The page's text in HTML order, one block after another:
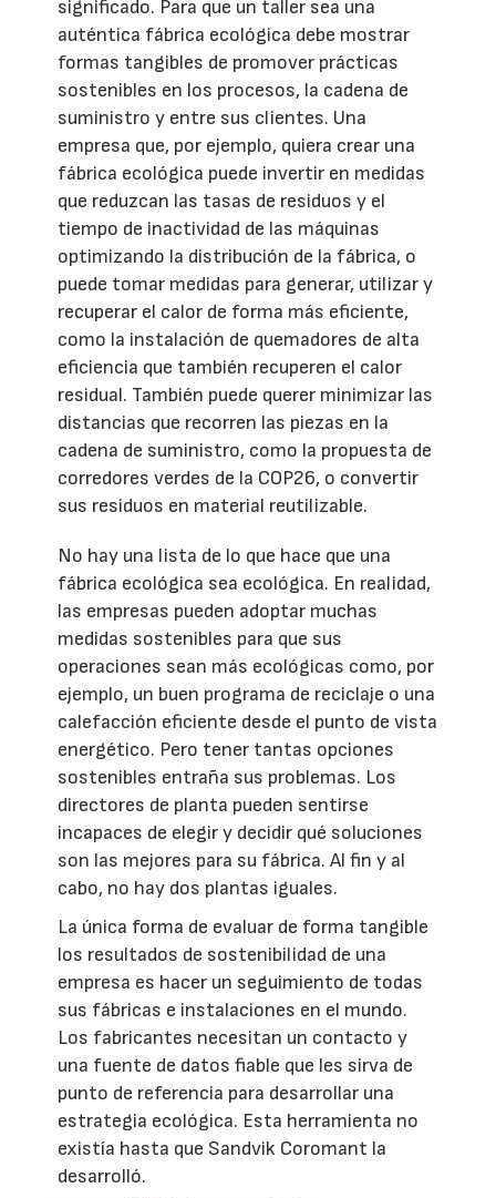
significado. Para que un taller sea una
auténtica fábrica ecológica debe mostrar
formas tangibles de promover prácticas
sostenibles en los procesos, la cadena de
suministro y entre sus clientes. Una
empresa que, por ejemplo, quiera crear una
fábrica ecológica puede invertir en medidas
que reduzcan las tasas de residuos y el
tiempo de inactividad de las máquinas
optimizando la distribución de la fábrica, o
puede tomar medidas para generar, utilizar y
recuperar el calor de forma más eficiente,
como la instalación de quemadores de alta
eficiencia que también recuperen el calor
residual. También puede querer minimizar las
distancias que recorren las piezas en la
cadena de suministro, como la propuesta de
corredores verdes de la COP26, o convertir
sus residuos en material reutilizable.
No hay una lista de lo que hace que una
fábrica ecológica sea ecológica. En realidad,
las empresas pueden adoptar muchas
medidas sostenibles para que sus
operaciones sean más ecológicas como, por
ejemplo, un buen programa de reciclaje o una
calefacción eficiente desde el punto de vista
energético. Pero tener tantas opciones
sostenibles entraña sus problemas. Los
directores de planta pueden sentirse
incapaces de elegir y decidir qué soluciones
son las mejores para su fábrica. Al fin y al
cabo, no hay dos plantas iguales.
La única forma de evaluar de forma tangible
los resultados de sostenibilidad de una
empresa es hacer un seguimiento de todas
sus fábricas e instalaciones en el mundo.
Los fabricantes necesitan un contacto y
una fuente de datos fiable que les sirva de
punto de referencia para desarrollar una
estrategia ecológica. Esta herramienta no
existía hasta que Sandvik Coromant la
desarrolló.